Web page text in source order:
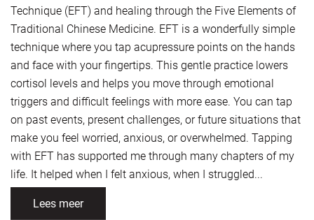
Technique (EFT) and healing through the Five Elements of
Traditional Chinese Medicine. EFT is a wonderfully simple
technique where you tap acupressure points on the hands
and face with your fingertips. This gentle practice lowers
cortisol levels and helps you move through emotional
triggers and difficult feelings with more ease. You can tap
on past events, present challenges, or future situations that
make you feel worried, anxious, or overwhelmed. Tapping
with EFT has supported me through many chapters of my
life. It helped when I felt anxious, when I struggled...
Lees meer